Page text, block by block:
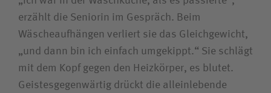
erzählt die Seniorin im Gespräch. Beim
Wäscheaufhängen verliert sie das Gleichgewicht,
„und dann bin ich einfach umgekippt.“ Sie schlägt
mit dem Kopf gegen den Heizkörper, es blutet.
Geistesgegenwärtig drückt die alleinlebende